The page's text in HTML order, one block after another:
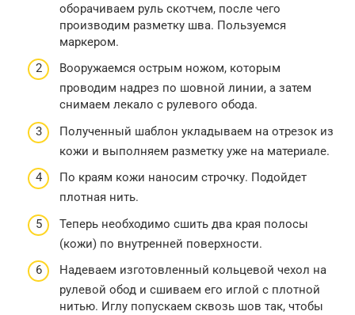
оборачиваем руль скотчем, после чего
производим разметку шва. Пользуемся
маркером.
Вооружаемся острым ножом, которым
проводим надрез по шовной линии, а затем
снимаем лекало с рулевого обода.
Полученный шаблон укладываем на отрезок из
кожи и выполняем разметку уже на материале.
По краям кожи наносим строчку. Подойдет
плотная нить.
Теперь необходимо сшить два края полосы
(кожи) по внутренней поверхности.
Надеваем изготовленный кольцевой чехол на
рулевой обод и сшиваем его иглой с плотной
нитью. Иглу попускаем сквозь шов так, чтобы